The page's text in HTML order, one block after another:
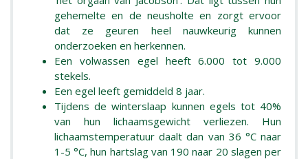
gehemelte en de neusholte en zorgt ervoor
dat ze geuren heel nauwkeurig kunnen
onderzoeken en herkennen.
Een volwassen egel heeft 6.000 tot 9.000
stekels.
Een egel leeft gemiddeld 8 jaar.
Tijdens de winterslaap kunnen egels tot 40%
van hun lichaamsgewicht verliezen. Hun
lichaamstemperatuur daalt dan van 36 °C naar
1-5 °C, hun hartslag van 190 naar 20 slagen per